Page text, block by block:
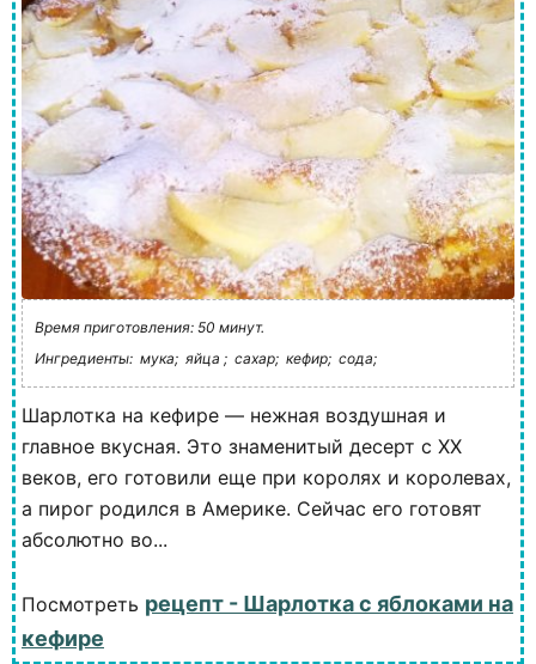
Время приготовления: 50 минут.
Ингредиенты: мука; яйца ; сахар; кефир; сода;
Шарлотка на кефире — нежная воздушная и
главное вкусная. Это знаменитый десерт с XX
веков, его готовили еще при королях и королевах,
а пирог родился в Америке. Сейчас его готовят
абсолютно во...
Посмотреть рецепт - Шарлотка с яблоками на
кефире